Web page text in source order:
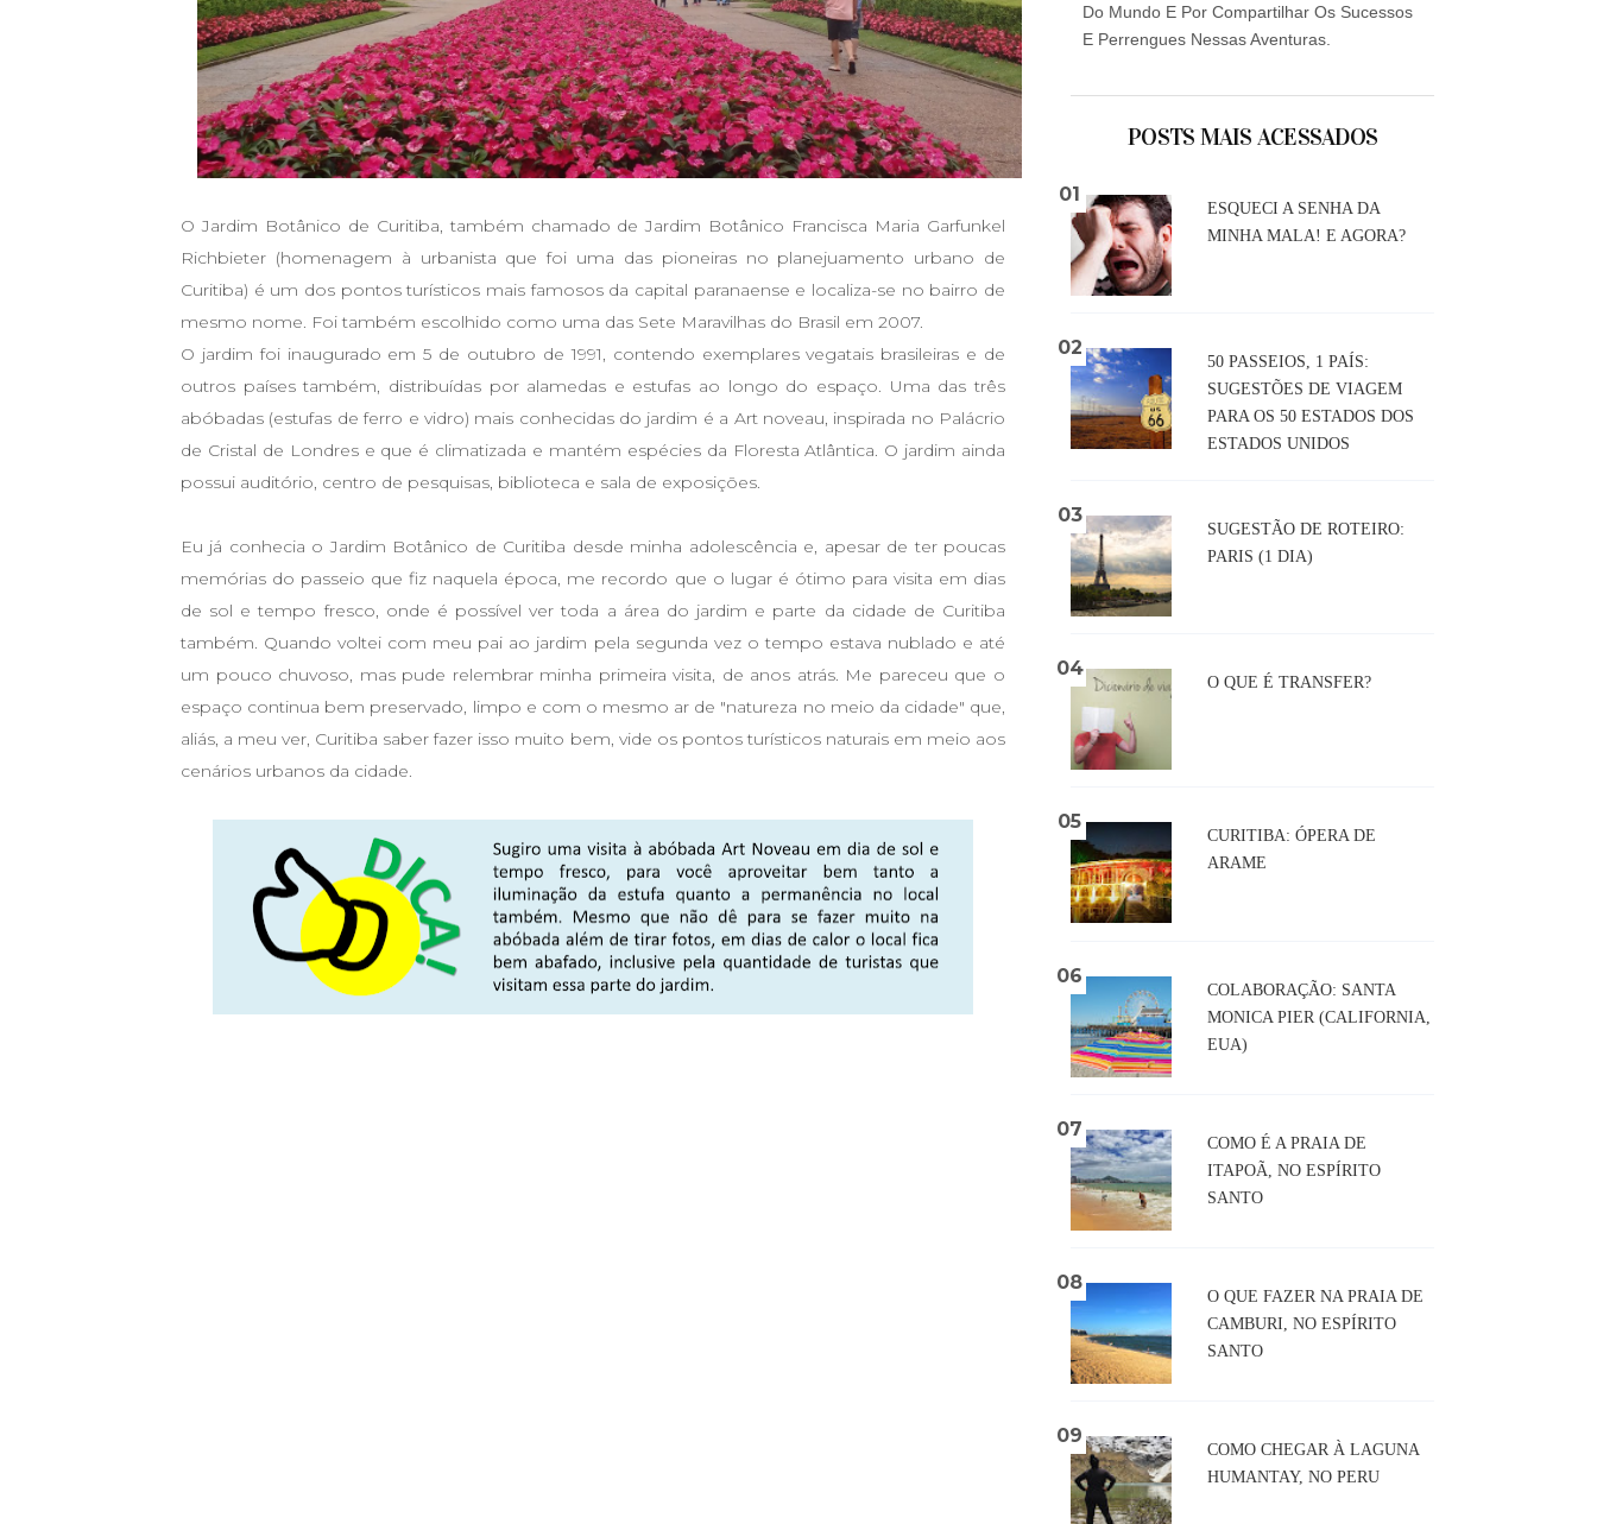
O Jardim Botânico de Curitiba, também chamado de Jardim Botânico Francisca Maria Garfunkel
Richbieter (homenagem à urbanista que foi uma das pioneiras no planejuamento urbano de
Curitiba) é um dos pontos turísticos mais famosos da capital paranaense e localiza-se no bairro de
mesmo nome. Foi também escolhido como uma das Sete Maravilhas do Brasil em 2007.
O jardim foi inaugurado em 5 de outubro de 1991, contendo exemplares vegatais brasileiras e de
outros países também, distribuídas por alamedas e estufas ao longo do espaço. Uma das três
abóbadas (estufas de ferro e vidro) mais conhecidas do jardim é a Art noveau, inspirada no Palácrio
de Cristal de Londres e que é climatizada e mantém espécies da Floresta Atlântica. O jardim ainda
possui auditório, centro de pesquisas, biblioteca e sala de exposições.
Eu já conhecia o Jardim Botânico de Curitiba desde minha adolescência e, apesar de ter poucas
memórias do passeio que fiz naquela época, me recordo que o lugar é ótimo para visita em dias
de sol e tempo fresco, onde é possível ver toda a área do jardim e parte da cidade de Curitiba
também. Quando voltei com meu pai ao jardim pela segunda vez o tempo estava nublado e até
um pouco chuvoso, mas pude relembrar minha primeira visita, de anos atrás. Me pareceu que o
espaço continua bem preservado, limpo e com o mesmo ar de "natureza no meio da cidade" que,
aliás, a meu ver, Curitiba saber fazer isso muito bem, vide os pontos turísticos naturais em meio aos
cenários urbanos da cidade.
Do Mundo E Por Compartilhar Os Sucessos
E Perrengues Nessas Aventuras.
POSTS MAIS ACESSADOS
ESQUECI A SENHA DA
MINHA MALA! E AGORA?
50 PASSEIOS, 1 PAÍS:
SUGESTÕES DE VIAGEM
PARA OS 50 ESTADOS DOS
ESTADOS UNIDOS
SUGESTÃO DE ROTEIRO:
PARIS (1 DIA)
O QUE É TRANSFER?
CURITIBA: ÓPERA DE
ARAME
COLABORAÇÃO: SANTA
MONICA PIER (CALIFORNIA,
EUA)
COMO É A PRAIA DE
ITAPOÃ, NO ESPÍRITO
SANTO
O QUE FAZER NA PRAIA DE
CAMBURI, NO ESPÍRITO
SANTO
COMO CHEGAR À LAGUNA
HUMANTAY, NO PERU